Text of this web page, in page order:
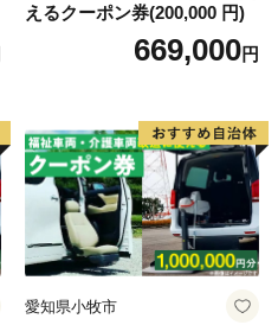
えるクーポン券(200,000 円)
669,000円
愛知県小牧市